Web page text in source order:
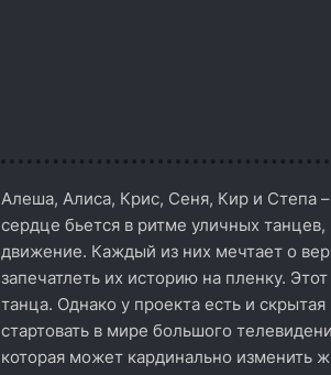
Алеша, Алиса, Крис, Сеня, Кир и Степа
сердце бьется в ритме уличных
движение. Каждый из них мечтает о
запечатлеть их историю на пленку.
танца. Однако у проекта есть и
стартовать в мире большого
которая может кардинально изменить